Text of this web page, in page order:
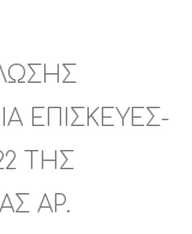
ΕΠΙΣΚΕΥΕΣ-
ΤΗΣ
ΑΡ.